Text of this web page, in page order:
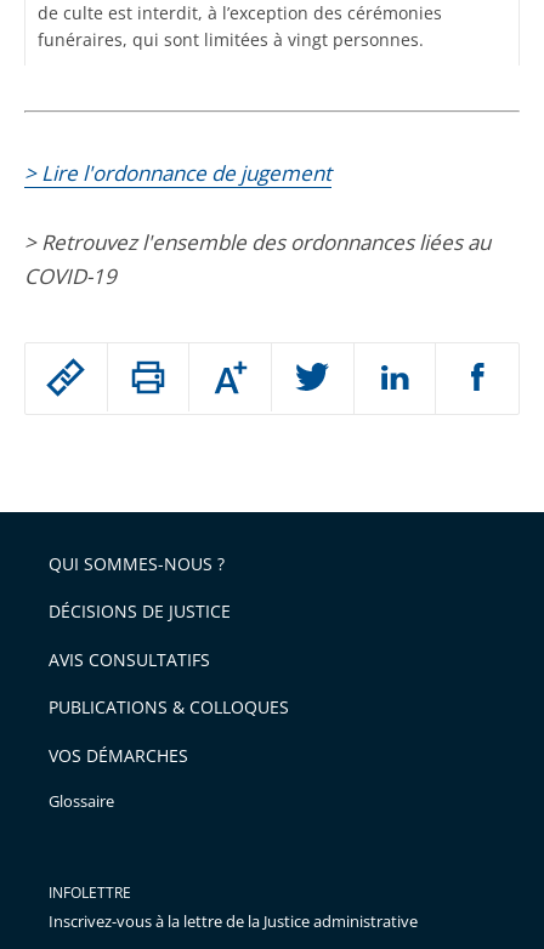
Passer
arriver
après
Augmenter
ou
l'article
pour
avant
de culte est interdit, à l’exception des cérémonies
funéraires, qui sont limitées à vingt personnes.
> Lire l'ordonnance de jugement
> Retrouvez l'ensemble des ordonnances liées au
COVID-19
QUI SOMMES-NOUS ?
DÉCISIONS DE JUSTICE
AVIS CONSULTATIFS
PUBLICATIONS & COLLOQUES
VOS DÉMARCHES
Glossaire
INFOLETTRE
Inscrivez-vous à la lettre de la Justice administrative